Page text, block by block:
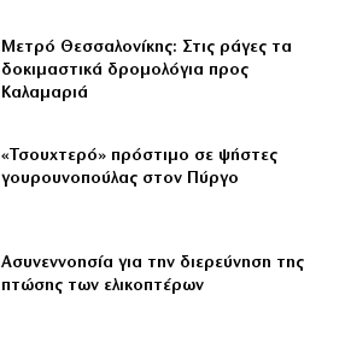
Μετρό Θεσσαλονίκης: Στις ράγες τα
δοκιμαστικά δρομολόγια προς
Καλαμαριά
«Τσουχτερό» πρόστιμο σε ψήστες
γουρουνοπούλας στον Πύργο
Ασυνεννοησία για την διερεύνηση της
πτώσης των ελικοπτέρων